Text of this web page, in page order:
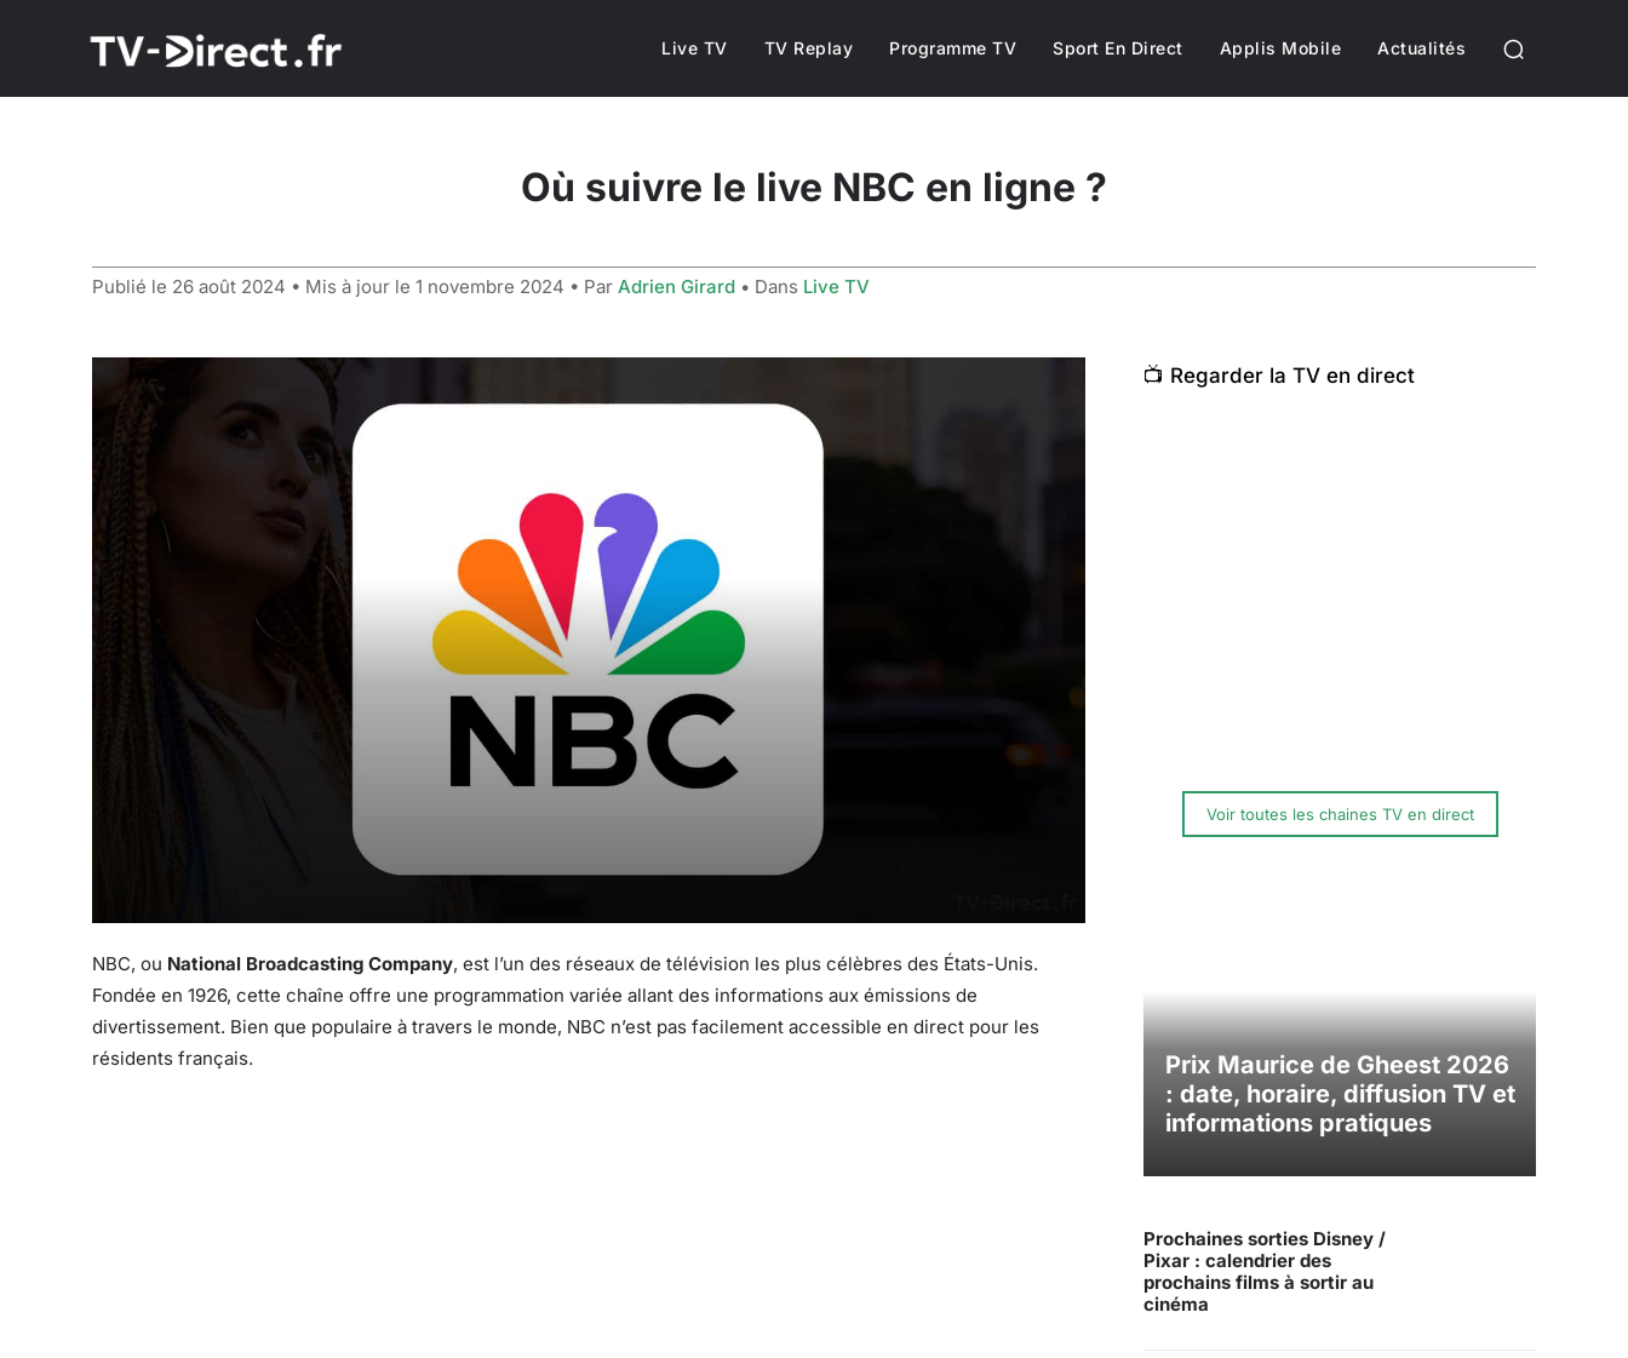
Live TV TV Replay Programme TV Sport En Direct Applis Mobile Actualités
Où suivre le live NBC en ligne ?
Publié le 26 août 2024 • Mis à jour le 1 novembre 2024 • Par Adrien Girard • Dans Live TV
NBC, ou National Broadcasting Company, est l’un des réseaux de télévision les plus célèbres des États-Unis.
Fondée en 1926, cette chaîne offre une programmation variée allant des informations aux émissions de
divertissement. Bien que populaire à travers le monde, NBC n’est pas facilement accessible en direct pour les
résidents français.
📺 Regarder la TV en direct
Voir toutes les chaines TV en direct
Prix Maurice de Gheest 2026
: date, horaire, diffusion TV et
informations pratiques
Prochaines sorties Disney /
Pixar : calendrier des
prochains films à sortir au
cinéma